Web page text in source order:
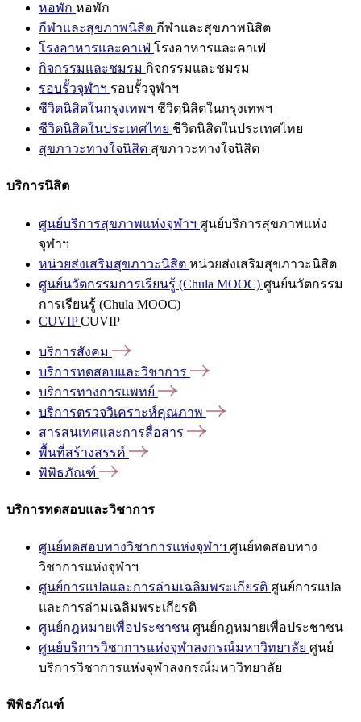
หอพัก หอพัก
กีฬาและสุขภาพนิสิต กีฬาและสุขภาพนิสิต
โรงอาหารและคาเฟ่ โรงอาหารและคาเฟ่
กิจกรรมและชมรม กิจกรรมและชมรม
รอบรั้วจุฬาฯ รอบรั้วจุฬาฯ
ชีวิตนิสิตในกรุงเทพฯ ชีวิตนิสิตในกรุงเทพฯ
ชีวิตนิสิตในประเทศไทย ชีวิตนิสิตในประเทศไทย
สุขภาวะทางใจนิสิต สุขภาวะทางใจนิสิต
บริการนิสิต
ศูนย์บริการสุขภาพแห่งจุฬาฯ ศูนย์บริการสุขภาพแห่ง
จุฬาฯ
หน่วยส่งเสริมสุขภาวะนิสิต หน่วยส่งเสริมสุขภาวะนิสิต
ศูนย์นวัตกรรมการเรียนรู้ (Chula MOOC) ศูนย์นวัตกรรม
การเรียนรู้ (Chula MOOC)
CUVIPCUVIP
บริการสังคม
บริการทดสอบและวิชาการ
บริการทางการแพทย์
บริการตรวจวิเคราะห์คุณภาพ
สารสนเทศและการสื่อสาร
พื้นที่สร้างสรรค์
พิพิธภัณฑ์
บริการทดสอบและวิชาการ
ศูนย์ทดสอบทางวิชาการแห่งจุฬาฯ ศูนย์ทดสอบทาง
วิชาการแห่งจุฬาฯ
ศูนย์การแปลและการล่ามเฉลิมพระเกียรติ ศูนย์การแปล
และการล่ามเฉลิมพระเกียรติ
ศูนย์กฎหมายเพื่อประชาชน ศูนย์กฎหมายเพื่อประชาชน
ศูนย์บริการวิชาการแห่งจุฬาลงกรณ์มหาวิทยาลัย ศูนย์
บริการวิชาการแห่งจุฬาลงกรณ์มหาวิทยาลัย
พิพิธภัณฑ์